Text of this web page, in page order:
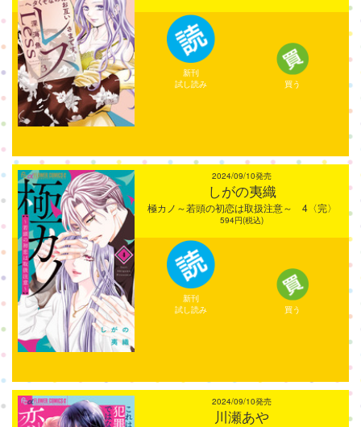
新刊
試し読み
買う
2024/09/10発売
しがの夷織
極カノ～若頭の初恋は取扱注意～ 4〈完〉
594円(税込)
新刊
試し読み
買う
2024/09/10発売
川瀬あや